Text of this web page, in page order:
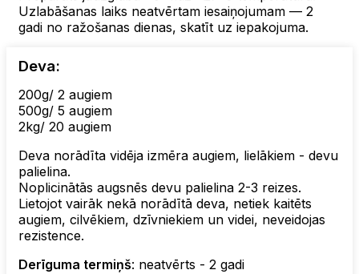
Uzlabāšanas laiks neatvērtam iesaiņojumam — 2
gadi no ražošanas dienas, skatīt uz iepakojuma.
Deva:
200g/ 2 augiem
500g/ 5 augiem
2kg/ 20 augiem
Deva norādīta vidēja izmēra augiem, lielākiem - devu
palielina.
Noplicinātās augsnēs devu palielina 2-3 reizes.
Lietojot vairāk nekā norādītā deva, netiek kaitēts
augiem, cilvēkiem, dzīvniekiem un videi, neveidojas
rezistence.
Derīguma termiņš: neatvērts - 2 gadi